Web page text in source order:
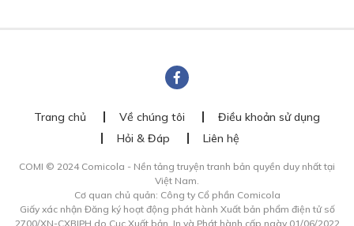
Trang chủ Về chúng tôi
Điều khoản sử dụng
Hỏi & Đáp
Liên hệ
COMI © 2024 Comicola - Nền tảng truyện tranh bản quyền duy nhất tại
Việt Nam.
Cơ quan chủ quản: Công ty Cổ phần Comicola
Giấy xác nhận Đăng ký hoạt động phát hành Xuất bản phẩm điện tử số
2700/XN-CXBIPH do Cục Xuất bản, In và Phát hành cấp ngày 01/06/2022